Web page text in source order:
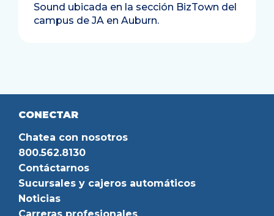
Sound ubicada en la sección BizTown del
campus de JA en Auburn.
CONECTAR
Chatea con nosotros
800.562.8130
Contáctarnos
Sucursales y cajeros automáticos
Noticias
Carreras profesionales